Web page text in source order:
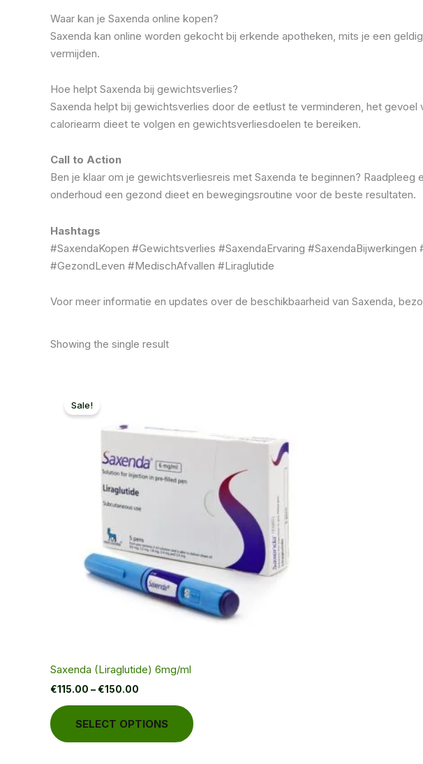
Waar kan je Saxenda online kopen?
Saxenda kan online worden gekocht bij erkende apotheken, mits je een
vermijden.
Hoe helpt Saxenda bij gewichtsverlies?
Saxenda helpt bij gewichtsverlies door de eetlust te verminderen, het
caloriearm dieet te volgen en gewichtsverliesdoelen te bereiken.
Call to Action
Ben je klaar om je gewichtsverliesreis met Saxenda te beginnen?
onderhoud een gezond dieet en bewegingsroutine voor de beste resultaten.
Hashtags
#SaxendaKopen #Gewichtsverlies #SaxendaErvaring
#GezondLeven #MedischAfvallen #Liraglutide
Voor meer informatie en updates over de beschikbaarheid van Saxenda,
Showing the single result
Sale!
Saxenda (Liraglutide) 6mg/ml
€115.00 –€150.00
through
SELECT OPTIONS
product